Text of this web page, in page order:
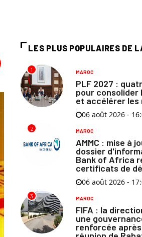
LES PLUS POPULAIRES DE
1 MAROC
PLF 2027 :
pour consolider
et accélérer les
06 août 2026 -
2 MAROC
AMMC : mise à
dossier
Bank of Africa
certificats de
06 août 2026 -
3 MAROC
FIFA : la
une
renforcée